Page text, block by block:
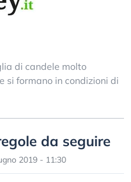
di candele molto
si formano in condizioni di
da seguire
2019 - 11:30